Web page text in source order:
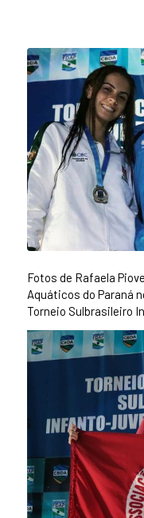
Fotos de Rafaela
Aquáticos do Paraná
Torneio Sulbrasileiro